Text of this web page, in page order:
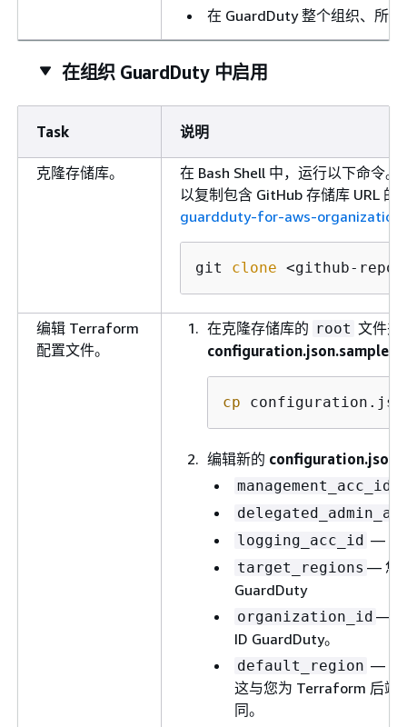
在 GuardDuty 整个组织、所
在组织 GuardDuty 中启用
Task 说明
克隆存储库。
在 Bash Shell 中，运行以下命令。
以复制包含 GitHub 存储库 URL
guardduty-for-aws-
git clone <github-
编辑 Terraform
配置文件。
在克隆存储库的 root 文件夹
configuration.json.sample
cp
编辑新的 configuration.json
management_acc_id
logging_acc_id — 登
target_regions — 您
GuardDuty
organization_id — 您
ID GuardDuty。
default_region — 管
这与您为 Terraform 后端
同。